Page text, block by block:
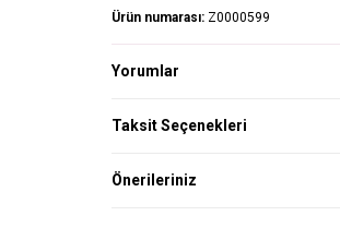
Ürün numarası: Z0000599
Yorumlar
Taksit Seçenekleri
Önerileriniz